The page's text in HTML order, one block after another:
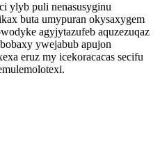
ylyb puli nenasusyginu
buta umypuran okysaxygem
agyjytazufeb aquzezuqaz
ywejabub apujon
eruz my icekoracacas secifu